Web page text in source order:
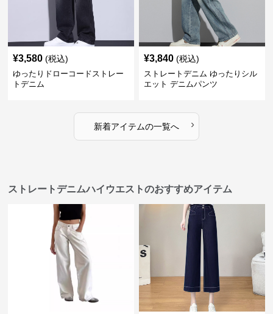
¥3,580 (税込)
ゆったりドローコードストレー
トデニム
¥3,840 (税込)
ストレートデニム ゆったりシル
エット デニムパンツ
新着アイテムの一覧へ ›
ストレートデニムハイウエストのおすすめアイテム